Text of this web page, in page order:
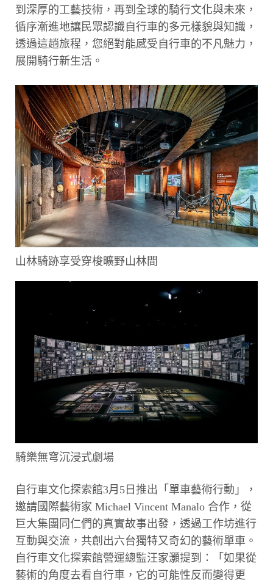
到深厚的工藝技術，再到全球的騎行文化與未來，
循序漸進地讓民眾認識自行車的多元樣貌與知識，
透過這趟旅程，您絕對能感受自行車的不凡魅力，
展開騎行新生活。
山林騎跡享受穿梭曠野山林間
騎樂無穹沉浸式劇場
自行車文化探索館3月5日推出「單車藝術行動」，
邀請國際藝術家 Michael Vincent Manalo 合作，從
巨大集團同仁們的真實故事出發，透過工作坊進行
互動與交流，共創出六台獨特又奇幻的藝術單車。
自行車文化探索館營運總監汪家灝提到：「如果從
藝術的角度去看自行車，它的可能性反而變得更